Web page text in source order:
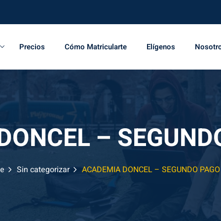
Precios Cómo Matricularte Elígenos
–
Sin categorizar ACADEMIA DONCEL – SEGUNDO